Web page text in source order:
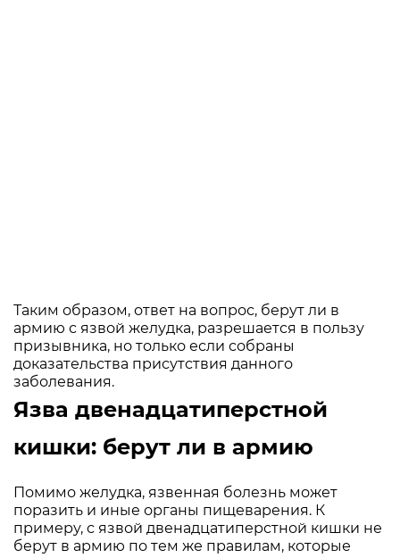
Таким образом, ответ на вопрос, берут ли в
армию с язвой желудка, разрешается в пользу
призывника, но только если собраны
доказательства присутствия данного
заболевания.
Язва двенадцатиперстной
кишки: берут ли в армию
Помимо желудка, язвенная болезнь может
поразить и иные органы пищеварения. К
примеру, с язвой двенадцатиперстной кишки не
берут в армию по тем же правилам, которые